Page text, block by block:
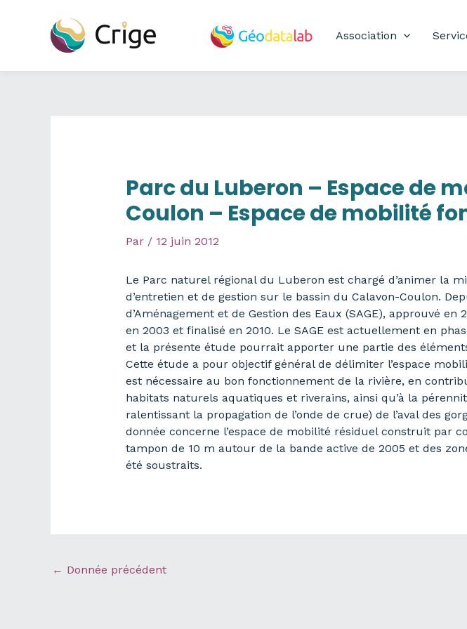
Association
Parc du Luberon – Espace de
Coulon – Espace de mobilité
Par / 12 juin 2012
Le Parc naturel régional du Luberon est chargé d’animer la
d’entretien et de gestion sur le bassin du Calavon-Coulon.
d’Aménagement et de Gestion des Eaux (SAGE), approuvé
en 2003 et finalisé en 2010. Le SAGE est actuellement en
et la présente étude pourrait apporter une partie des
Cette étude a pour objectif général de délimiter l’espace
est nécessaire au bon fonctionnement de la rivière, en
habitats naturels aquatiques et riverains, ainsi qu’à la
ralentissant la propagation de l’onde de crue) de l’aval des
donnée concerne l’espace de mobilité résiduel construit par
tampon de 10 m autour de la bande active de 2005 et des
été soustraits.
← Donnée précédent